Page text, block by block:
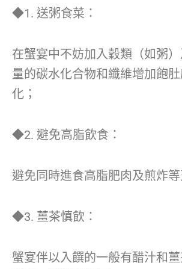
◆1. 送粥食菜：
在蟹宴中不妨加入穀類（如粥
量的碳水化合物和纖維增加飽
化；
◆2. 避免高脂飲食：
避免同時進食高脂肥肉及煎炸等
◆3. 薑茶慎飲：
蟹宴伴以入饌的一般有醋汁和